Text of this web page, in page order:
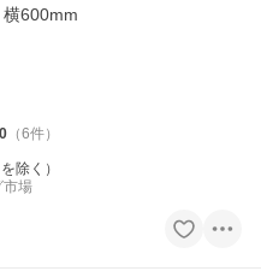
600mm
（6件）
除く）
市場